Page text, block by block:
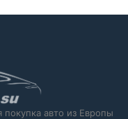
авто из Европы